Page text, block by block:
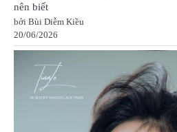
nên biết
bởi Bùi Diễm Kiều
20/06/2026